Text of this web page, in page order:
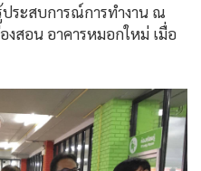
ระสบการณ์การทำงาน ณ
งสอน อาคารหมอกใหม่ เมื่อ